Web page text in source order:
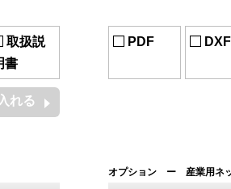
取扱説
書
れる
PDF DXF
オプション ー 産業用ネッ